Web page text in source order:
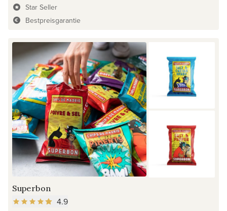
Star Seller
Bestpreisgarantie
Superbon
4.9